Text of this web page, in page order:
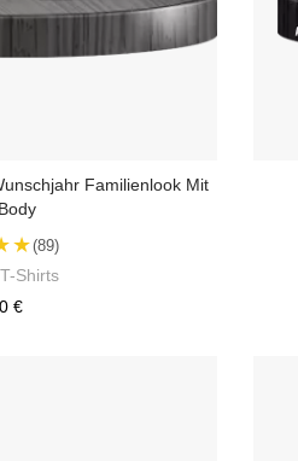
Familienlook Mit
(89)
Shirts
€